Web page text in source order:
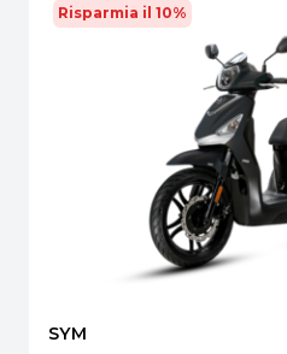
Risparmia il 10%
SYM